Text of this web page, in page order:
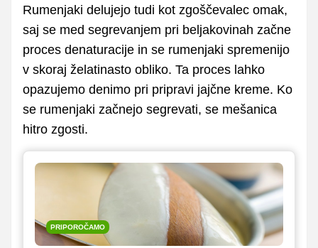
Rumenjaki delujejo tudi kot zgoščevalec omak,
saj se med segrevanjem pri beljakovinah začne
proces denaturacije in se rumenjaki spremenijo
v skoraj želatinasto obliko. Ta proces lahko
opazujemo denimo pri pripravi jajčne kreme. Ko
se rumenjaki začnejo segrevati, se mešanica
hitro zgosti.
PRIPOROČAMO